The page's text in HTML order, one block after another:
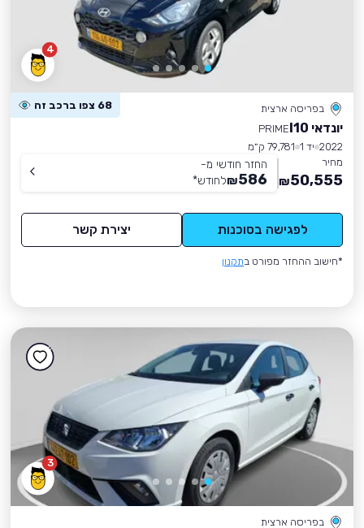
4
בפריסה ארצית 68 צפו ברכב זה
יונדאי I10
PRIME
2022 יד 1
79,781 ק״מ
מחיר
50,555
₪
החזר חודשי מ-
586
₪לחודש*
לפגישה בסוכנות יצירת קשר
*חישוב ההחזר מפורט בתקנון
3
בפריסה ארצית